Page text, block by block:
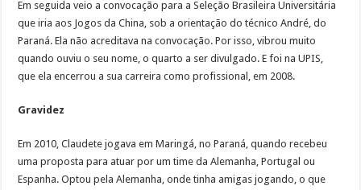
Em seguida veio a convocação para a Seleção Brasileira Universitária
que iria aos Jogos da China, sob a orientação do técnico André, do
Paraná. Ela não acreditava na convocação. Por isso, vibrou muito
quando ouviu o seu nome, o quarto a ser divulgado. E foi na UPIS,
que ela encerrou a sua carreira como profissional, em 2008.
Gravidez
Em 2010, Claudete jogava em Maringá, no Paraná, quando recebeu
uma proposta para atuar por um time da Alemanha, Portugal ou
Espanha. Optou pela Alemanha, onde tinha amigas jogando, o que